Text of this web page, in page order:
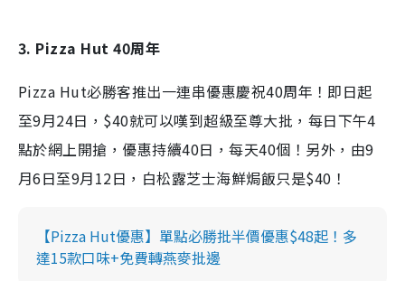
3. Pizza Hut 40周年
Pizza Hut必勝客推出一連串優惠慶祝40周年！即日起
至9月24日，$40就可以嘆到超級至尊大批，每日下午4
點於網上開搶，優惠持續40日，每天40個！另外，由9
月6日至9月12日，白松露芝士海鮮焗飯只是$40！
【Pizza Hut優惠】單點必勝批半價優惠$48起！多
達15款口味+免費轉燕麥批邊